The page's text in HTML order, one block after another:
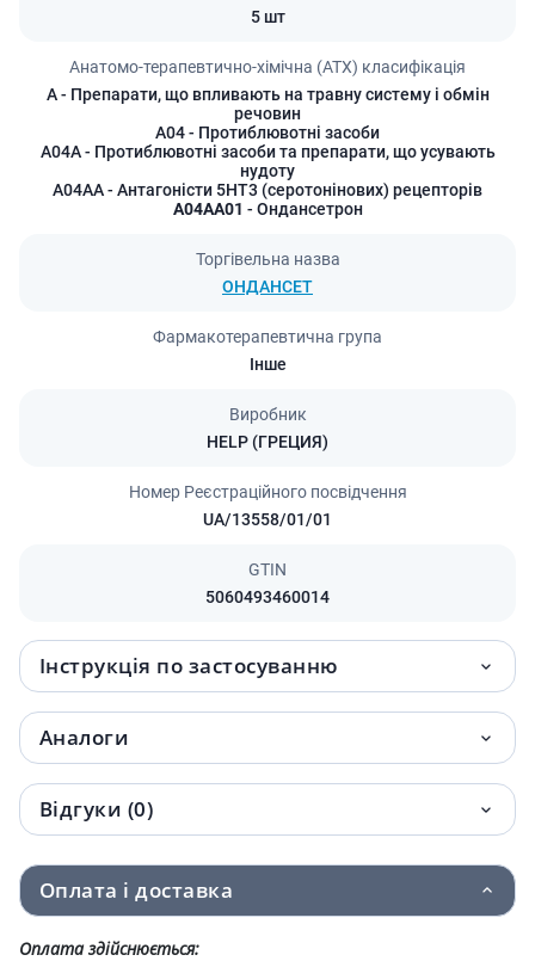
5 шт
Анатомо-терапевтично-хімічна (АТХ) класифікація
A- Препарати, що впливають на травну систему і обмін
речовин
A04- Протиблювотні засоби
A04A- Протиблювотні засоби та препарати, що усувають
нудоту
A04AA- Антагоністи 5НТ3 (серотонінових) рецепторів
A04AA01 - Ондансетрон
Торгівельна назва
ОНДАНСЕТ
Фармакотерапевтична група
Інше
Виробник
HELP (ГРЕЦИЯ)
Номер Реєстраційного посвідчення
UA/13558/01/01
GTIN
5060493460014
Інструкція по застосуванню
Аналоги
Відгуки (0)
Оплата і доставка
Оплата здійснюється: